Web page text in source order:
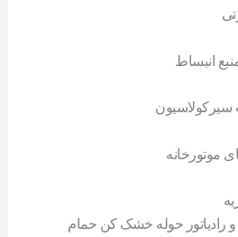
انبساط
موتورخانه
و رادیاتور حوله خشک کن حمام